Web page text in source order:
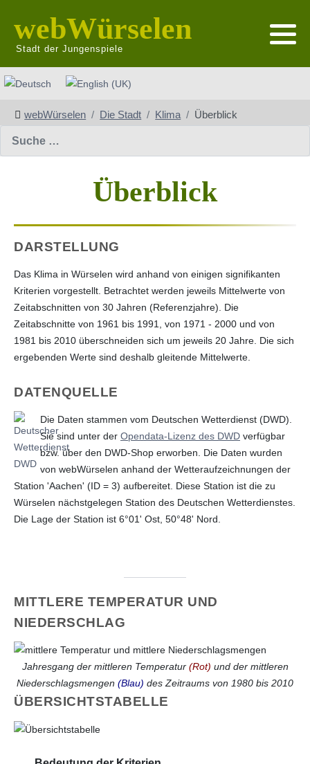
webWürselen
Stadt der Jungenspiele
Sprache auswählen
webWürselen Die Stadt Klima Überblick
Überblick
DARSTELLUNG
Das Klima in Würselen wird anhand von einigen signifikanten
Kriterien vorgestellt. Betrachtet werden jeweils Mittelwerte von
Zeitabschnitten von 30 Jahren (Referenzjahre). Die
Zeitabschnitte von 1961 bis 1991, von 1971 - 2000 und von
1981 bis 2010 überschneiden sich um jeweils 20 Jahre. Die sich
ergebenden Werte sind deshalb gleitende Mittelwerte.
DATENQUELLE
Die Daten stammen vom Deutschen Wetterdienst (DWD).
Sie sind unter der Opendata-Lizenz des DWD verfügbar
bzw. über den DWD-Shop erworben. Die Daten wurden
von webWürselen anhand der Wetteraufzeichnungen der
Station 'Aachen' (ID = 3) aufbereitet. Diese Station ist die zu
Würselen nächstgelegen Station des Deutschen Wetterdienstes.
Die Lage der Station ist 6°01' Ost, 50°48' Nord.
MITTLERE TEMPERATUR UND
NIEDERSCHLAG
Jahresgang der mittleren Temperatur (Rot) und der mittleren
Niederschlagsmengen (Blau) des Zeitraums von 1980 bis 2010
ÜBERSICHTSTABELLE